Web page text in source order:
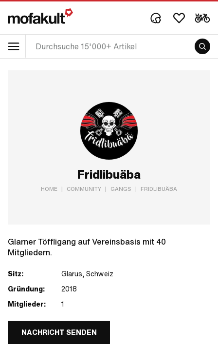
Fridlibuäba
HOME | COMMUNITY | GANGS | FRIDLIBUÄBA
Glarner Töffligang auf Vereinsbasis mit 40
Mitgliedern.
Sitz:
Glarus, Schweiz
Gründung:
2018
Mitglieder:
1
NACHRICHT SENDEN